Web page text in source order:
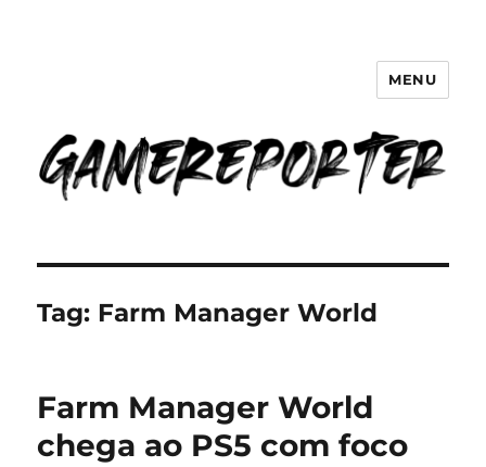
GameReporter | Cultura Gamer
MENU
Tag: Farm Manager World
Farm Manager World
chega ao PS5 com foco